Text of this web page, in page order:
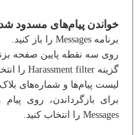
خواندن پیام‌های مسدود
برنامه Messages را باز کنید.
روی سه نقطه پایین صفحه
گزینه Harassment filter را انتخاب کنید.
لیست پیام‌ها و شماره‌های
Messages را انتخاب کنید.